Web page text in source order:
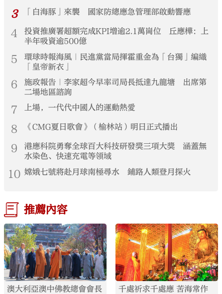
3 「白海豚」來襲 國家防總應急管理部啟動響應
4
投資推廣署超額完成KPI增逾2.1萬崗位 丘應樺：上
半年吸資逾500億
5
環球時報海風｜民進黨當局揮霍重金為「台獨」編織
「皇帝新衣」
6
施政報告｜李家超今早率司局長抵達九龍塘 出席第
二場地區諮詢
7 上場，一代代中國人的運動熱愛
8 《CMG夏日歌會》（榆林站）明日正式播出
9
港應科院勇奪全球百大科技研發獎三項大獎 涵蓋無
水染色、快速充電等領域
10 嫦娥七號將赴月球南極尋水 鋪路人類登月探火
推薦內容
澳大利亞澳中佛教總會會長
千處祈求千處應 苦海常作